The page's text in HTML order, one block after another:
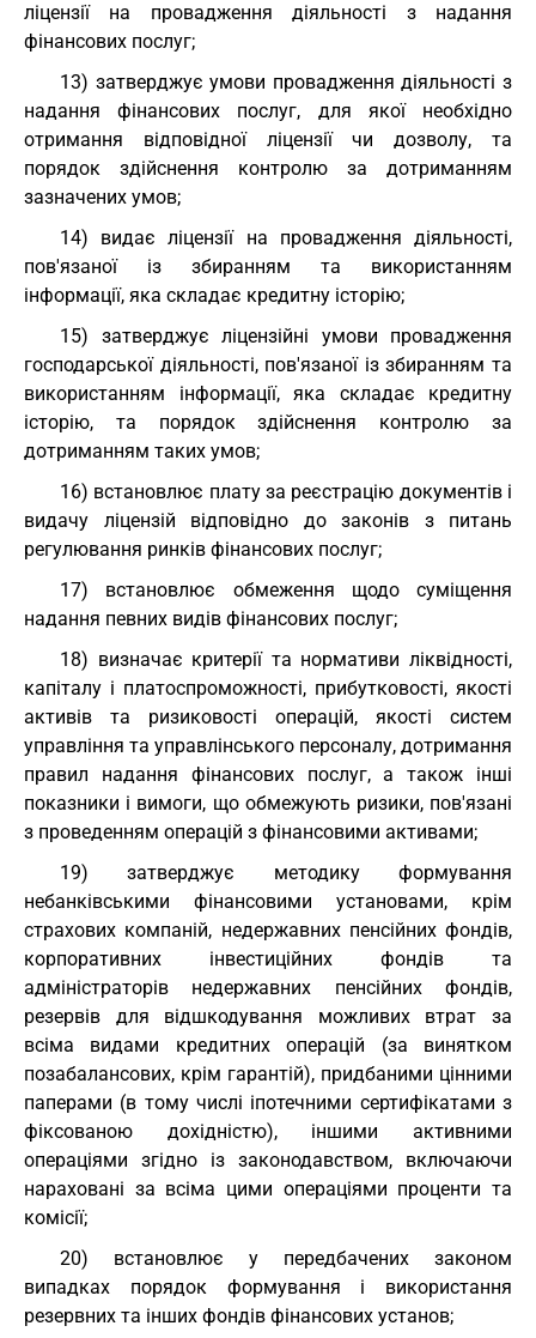
ліцензії на провадження діяльності з надання
фінансових послуг;
13) затверджує умови провадження діяльності з
надання фінансових послуг, для якої необхідно
отримання відповідної ліцензії чи дозволу, та
порядок здійснення контролю за дотриманням
зазначених умов;
14) видає ліцензії на провадження діяльності,
пов'язаної із збиранням та використанням
інформації, яка складає кредитну історію;
15) затверджує ліцензійні умови провадження
господарської діяльності, пов'язаної із збиранням та
використанням інформації, яка складає кредитну
історію, та порядок здійснення контролю за
дотриманням таких умов;
16) встановлює плату за реєстрацію документів і
видачу ліцензій відповідно до законів з питань
регулювання ринків фінансових послуг;
17) встановлює обмеження щодо суміщення
надання певних видів фінансових послуг;
18) визначає критерії та нормативи ліквідності,
капіталу і платоспроможності, прибутковості, якості
активів та ризиковості операцій, якості систем
управління та управлінського персоналу, дотримання
правил надання фінансових послуг, а також інші
показники і вимоги, що обмежують ризики, пов'язані
з проведенням операцій з фінансовими активами;
19) затверджує методику формування
небанківськими фінансовими установами, крім
страхових компаній, недержавних пенсійних фондів,
корпоративних інвестиційних фондів та
адміністраторів недержавних пенсійних фондів,
резервів для відшкодування можливих втрат за
всіма видами кредитних операцій (за винятком
позабалансових, крім гарантій), придбаними цінними
паперами (в тому числі іпотечними сертифікатами з
фіксованою дохідністю), іншими активними
операціями згідно із законодавством, включаючи
нараховані за всіма цими операціями проценти та
комісії;
20) встановлює у передбачених законом
випадках порядок формування і використання
резервних та інших фондів фінансових установ;